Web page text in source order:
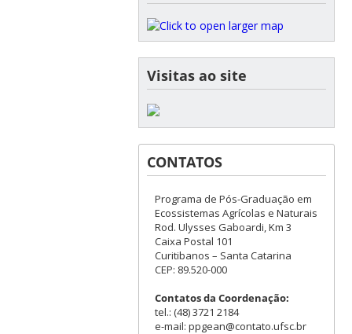
Visitas ao site
CONTATOS
Programa de Pós-Graduação em
Ecossistemas Agrícolas e Naturais
Rod. Ulysses Gaboardi, Km 3
Caixa Postal 101
Curitibanos – Santa Catarina
CEP: 89.520-000
Contatos da Coordenação:
tel.: (48) 3721 2184
e-mail: ppgean@contato.ufsc.br